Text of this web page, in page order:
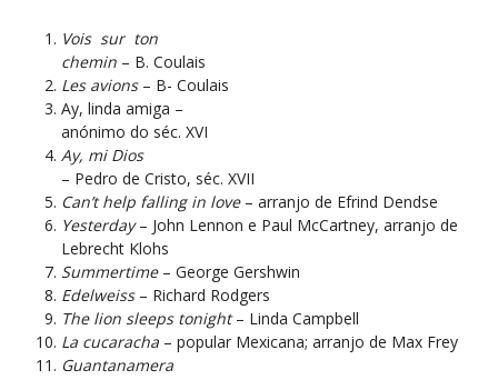
Vois sur ton
chemin – B. Coulais
Les avions– B- Coulais
Ay, linda amiga –
anónimo do séc. XVI
Ay, mi Dios
– Pedro de Cristo, séc. XVII
Can’t help falling in love– arranjo de Efrind Dendse
Yesterday– John Lennon e Paul McCartney, arranjo de
Lebrecht Klohs
Summertime– George Gershwin
Edelweiss – Richard Rodgers
The lion sleeps tonight– Linda Campbell
La cucaracha – popular Mexicana; arranjo de Max Frey
Guantanamera